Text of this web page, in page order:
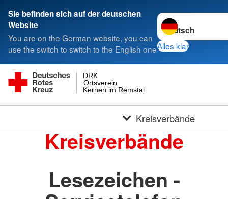
Sie befinden sich auf der deutschen
Website
You are on the German website, you can
use the switch to switch to the English one
Sprache wechseln
Alles klar
Kernen im Remstal
Ortsverein
DRK
Kreisverbände
Kreisverbände
Lesezeichen -